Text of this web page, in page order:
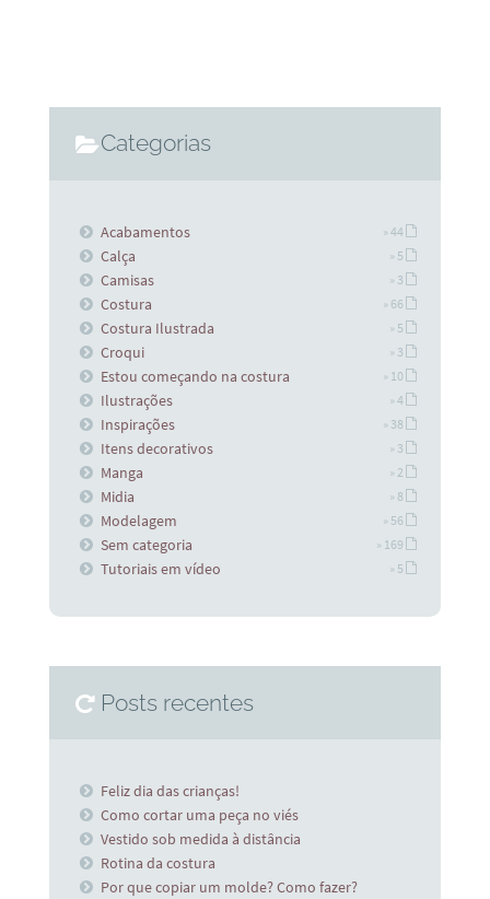
Categorias
Acabamentos » 44
Calça » 5
Camisas » 3
Costura » 66
Costura Ilustrada » 5
Croqui » 3
Estou começando na costura » 10
Ilustrações » 4
Inspirações » 38
Itens decorativos » 3
Manga » 2
Midia » 8
Modelagem » 56
Sem categoria » 169
Tutoriais em vídeo » 5
Posts recentes
Feliz dia das crianças!
Como cortar uma peça no viés
Vestido sob medida à distância
Rotina da costura
Por que copiar um molde? Como fazer?